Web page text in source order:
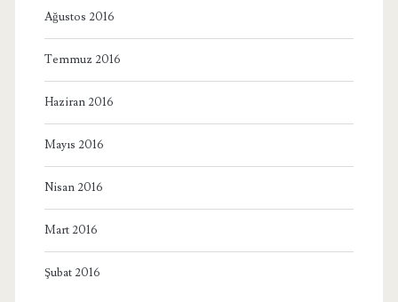
Ağustos 2016
Temmuz 2016
Haziran 2016
Mayıs 2016
Nisan 2016
Mart 2016
Şubat 2016